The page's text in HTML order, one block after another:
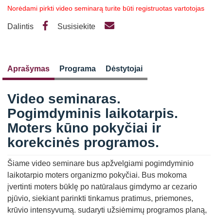
Norėdami pirkti video seminarą turite būti registruotas vartotojas
Dalintis Susisiekite
Aprašymas Programa Dėstytojai
Video seminaras.
Pogimdyminis laikotarpis.
Moters kūno pokyčiai ir
korekcinės programos.
Šiame video seminare bus apžvelgiami pogimdyminio
laikotarpio moters organizmo pokyčiai. Bus mokoma
įvertinti moters būklę po natūralaus gimdymo ar cezario
pjūvio, siekiant parinkti tinkamus pratimus, priemones,
krūvio intensyvumą. sudaryti užsiėmimų programos planą,